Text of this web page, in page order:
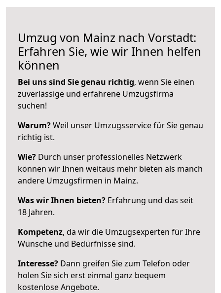
Umzug von Mainz nach Vorstadt:
Erfahren Sie, wie wir Ihnen helfen
können
Bei uns sind Sie genau richtig, wenn Sie einen
zuverlässige und erfahrene Umzugsfirma
suchen!
Warum?Weil unser Umzugsservice für Sie genau
richtig ist.
Wie? Durch unser professionelles Netzwerk
können wir Ihnen weitaus mehr bieten als manch
andere Umzugsfirmen in Mainz.
Was wir Ihnen bieten? Erfahrung und das seit
18 Jahren.
Kompetenz, da wir die Umzugsexperten für Ihre
Wünsche und Bedürfnisse sind.
Interesse? Dann greifen Sie zum Telefon oder
holen Sie sich erst einmal ganz bequem
kostenlose Angebote.